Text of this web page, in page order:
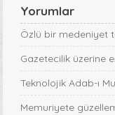
Yorumlar
Özlü bir medeniyet
Gazetecilik üzerine
Teknolojik Adab-ı
Memuriyete